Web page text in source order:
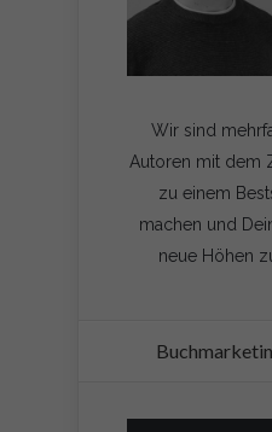
Wir sind
Autoren mit dem
zu einem
machen und
neue Höhen